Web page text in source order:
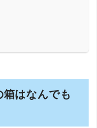
はなんでも